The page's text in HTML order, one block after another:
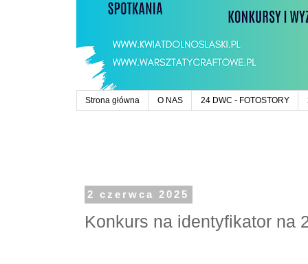
Strona główna O NAS 24 DWC - FOTOSTORY
2 czerwca 2025
Konkurs na identyfikator na